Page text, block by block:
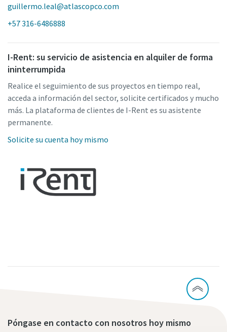
guillermo.leal@atlascopco.com
+57 316-6486888
I-Rent: su servicio de asistencia en alquiler de forma
ininterrumpida
Realice el seguimiento de sus proyectos en tiempo real,
acceda a información del sector, solicite certificados y mucho
más. La plataforma de clientes de I-Rent es su asistente
permanente.
Solicite su cuenta hoy mismo
Póngase en contacto con nosotros hoy mismo